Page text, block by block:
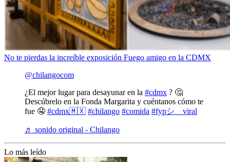
No te pierdas la increíble exposición Fuego amigo en la CDMX
@chilangocom
¿El mejor lugar para desayunar en la #cdmx ? 🤔
Descúbrelo en la Fonda Margarita y cuéntanos cómo te
fue 🤤 #cdmx🇲🇽 #chilango #comida #fypシ゚viral
♬ sonido original - Chilango
Lo más leído